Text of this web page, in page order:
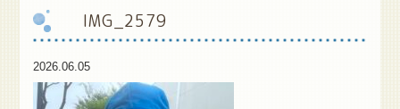
護者様専用ブログ
IMG_2579
2026.06.05